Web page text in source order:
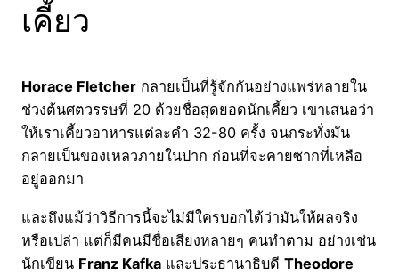
เคี้ยว
Horace Fletcher กลายเป็นที่รู้จักกันอย่างแพร่หลายใน
ช่วงต้นศตวรรษที่ 20 ด้วยชื่อสุดยอดนักเคี้ยว เขาเสนอว่า
ให้เราเคี้ยวอาหารแต่ละคำ 32-80 ครั้ง จนกระทั่งมัน
กลายเป็นของเหลวภายในปาก ก่อนที่จะคายซากที่เหลือ
อยู่ออกมา
และถึงแม้ว่าวิธีการนี้จะไม่มีใครบอกได้ว่ามันให้ผลจริง
หรือเปล่า แต่ก็มีคนมีชื่อเสียงหลายๆ คนทำตาม อย่างเช่น
นักเขียน Franz Kafka และประธานาธิบดี Theodore